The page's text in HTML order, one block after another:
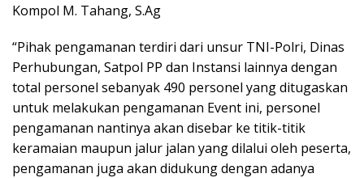
Kompol M. Tahang, S.Ag
“Pihak pengamanan terdiri dari unsur TNI-Polri, Dinas
Perhubungan, Satpol PP dan Instansi lainnya dengan
total personel sebanyak 490 personel yang ditugaskan
untuk melakukan pengamanan Event ini, personel
pengamanan nantinya akan disebar ke titik-titik
keramaian maupun jalur jalan yang dilalui oleh peserta,
pengamanan juga akan didukung dengan adanya